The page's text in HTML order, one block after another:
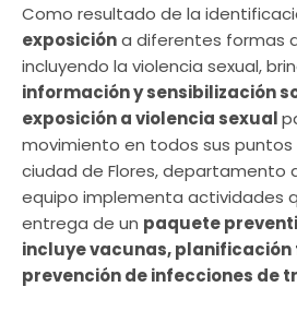
Como resultado de la
exposicióna diferentes formas
incluyendo la violencia sexual,
información y sensibilización
exposición a violencia sexual
movimiento en todos sus puntos
ciudad de Flores, departamento
equipo implementa actividades
entrega de un paquete
incluye vacunas, planificación
prevención de infecciones de